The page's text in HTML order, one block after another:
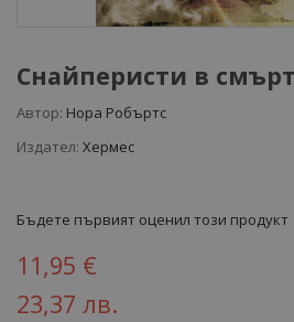
Снайперисти в
Автор: Нора Робъртс
Издател: Хермес
Бъдете първият оценил този продукт
11,95 €
23,37 лв.